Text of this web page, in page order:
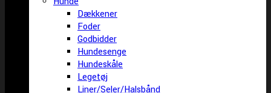
Dækkener
Foder
Godbidder
Hundesenge
Hundeskåle
Legetøj
Liner/Seler/Halsbånd